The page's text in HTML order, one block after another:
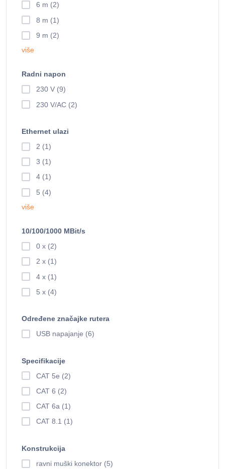
6 m (2)
8 m (1)
9 m (2)
više
Radni napon
230 V (9)
230 V/AC (2)
Ethernet ulazi
2 (1)
3 (1)
4 (1)
5 (4)
više
10/100/1000 MBit/s
0 x (2)
2 x (1)
4 x (1)
5 x (4)
Određene značajke rutera
USB napajanje (6)
Specifikacije
CAT 5e (2)
CAT 6 (2)
CAT 6a (1)
CAT 8.1 (1)
Konstrukcija
ravni muški konektor (5)